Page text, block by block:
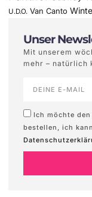
U.D.O. Van Canto
Unser
Mit unserem
mehr – natürlich
Ich möchte
bestellen, ich